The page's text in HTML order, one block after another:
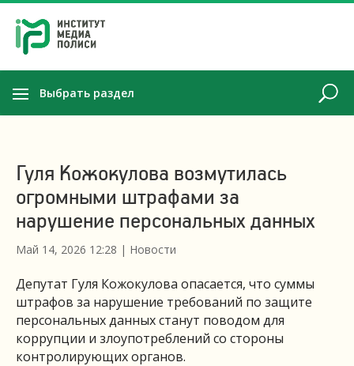
Выбрать раздел
Гуля Кожокулова возмутилась
огромными штрафами за
нарушение персональных данных
Май 14, 2026 12:28 | Новости
Депутат Гуля Кожокулова опасается, что суммы
штрафов за нарушение требований по защите
персональных данных станут поводом для
коррупции и злоупотреблений со стороны
контролирующих органов.